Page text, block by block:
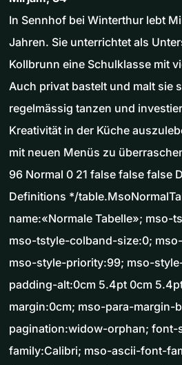
In Sennhof bei Winterthur lebt
Jahren. Sie unterrichtet als
Kollbrunn eine Schulklasse mit
Auch privat bastelt und malt sie
regelmässig tanzen und
Kreativität in der Küche
mit neuen Menüs zu
96 Normal 0 21 false false false
Definitions */
name:«Normale Tabelle»; mso-
mso-tstyle-colband-size:0;
mso-style-priority:99; mso-
padding-alt:0cm 5.4pt 0cm
margin:0cm; mso-para-margin-
pagination:widow-orphan; font-
family:Calibri; mso-ascii-font-